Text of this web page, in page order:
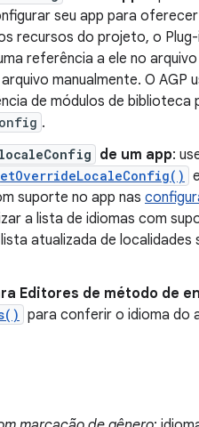
seu app para
recursos do projeto, o
referência a ele no
manualmente. O AGP
de módulos de
.
localeConfig de um app:
suporte no app nas
a lista de idiomas com
atualizada de localidades
Editores de método de
para conferir o idioma do